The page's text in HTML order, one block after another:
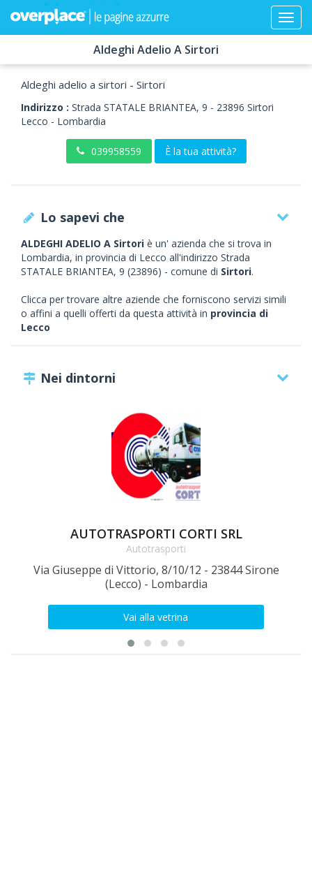
Aldeghi Adelio A Sirtori
Aldeghi adelio a sirtori - Sirtori
Indirizzo : Strada STATALE BRIANTEA, 9 - 23896 Sirtori
Lecco - Lombardia
039958559 È la tua attività?
Lo sapevi che
ALDEGHI ADELIO A Sirtori è un' azienda che si trova in
Lombardia, in provincia di Lecco all'indirizzo Strada
STATALE BRIANTEA, 9 (23896) - comune di Sirtori.
Clicca per trovare altre aziende che forniscono servizi simili
o affini a quelli offerti da questa attività in provincia di
Lecco
Nei dintorni
AUTOTRASPORTI CORTI SRL
Autotrasporti
Via Giuseppe di Vittorio, 8/10/12 - 23844 Sirone
(Lecco) - Lombardia
Vai alla vetrina